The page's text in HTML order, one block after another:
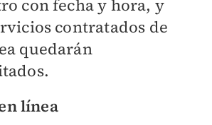
con fecha y hora, y
contratados de
quedarán
línea